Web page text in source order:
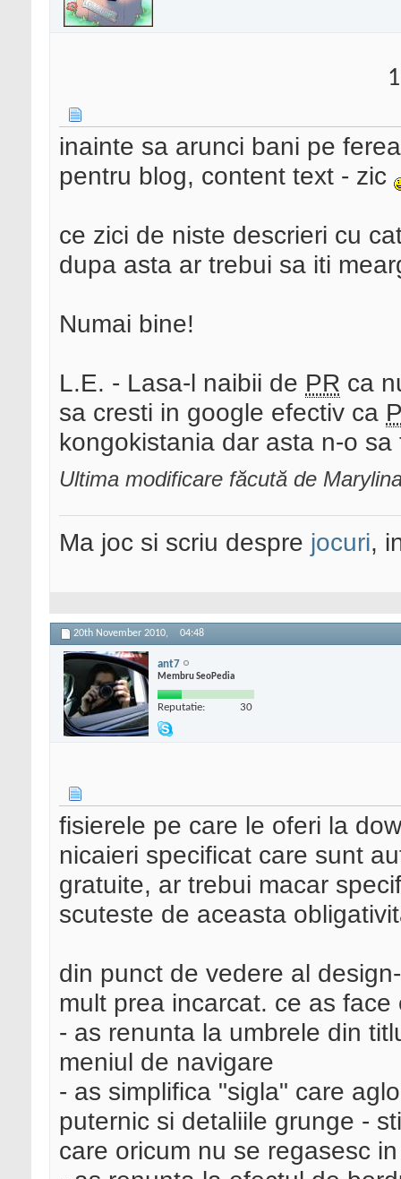
inainte sa arunci bani pe
pentru blog, content text - zic
ce zici de niste descrieri cu
dupa asta ar trebui sa iti
Numai bine!
L.E. - Lasa-l naibii de PR ca
sa cresti in google efectiv ca
kongokistania dar asta n-o
Ultima modificare făcută de
Ma joc si scriu despre jocuri,
20th November 2010, 04:48
ant7
Membru SeoPedia
Reputatie: 30
fisierele pe care le oferi la
nicaieri specificat care sunt
gratuite, ar trebui macar
scuteste de aceasta
din punct de vedere al
mult prea incarcat. ce as face
- as renunta la umbrele din
meniul de navigare
- as simplifica "sigla" care
puternic si detaliile grunge -
care oricum nu se regasesc